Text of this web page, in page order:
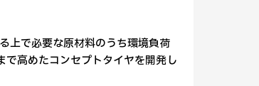
上で必要な原材料のうち環境負荷
高めたコンセプトタイヤを開発し